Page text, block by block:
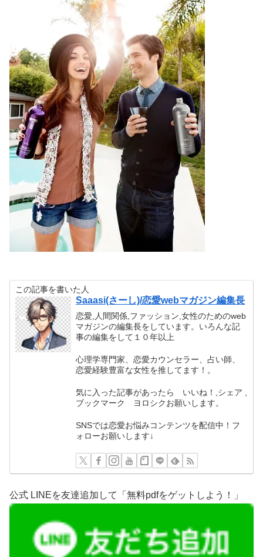
この記事を書いた人
Saaasi(さーし)/恋愛webマガジン編集長
恋愛,人間関係,ファッション,女性のためのweb
マガジンの編集長をしています。いろんな記
事の編集をして１０年以上
心理学専門家、恋愛カウンセラー、占い師、
恋愛経験豊富な女性を推してます！。
気に入った記事があったら いいね！,シェア ,
ブックマーク ヨロシクお願いします。
SNSでは恋愛お悩みコンテンツを配信中！フ
ォローお願いします↓
公式 LINEを友達追加して「無料pdfをゲットしよう！」